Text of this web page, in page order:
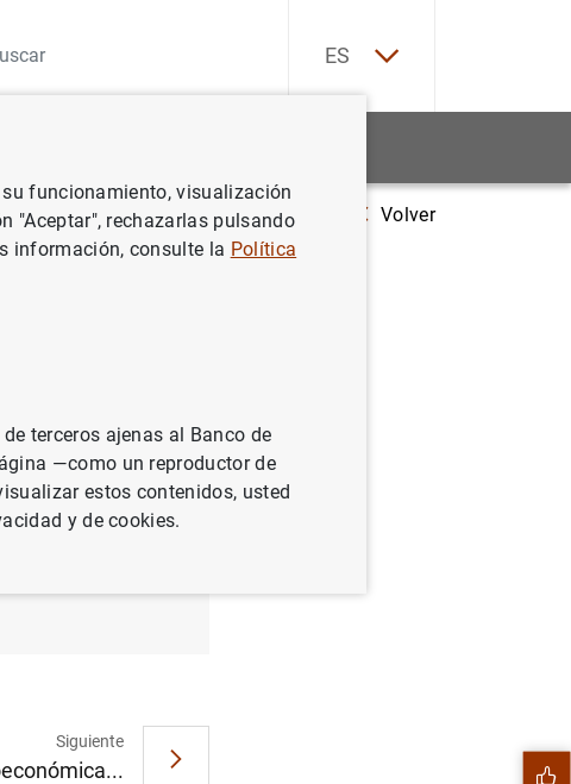
ES
de las Administraciones Públicas alcanzó 1.389 mm de euros, en abril
Volver
2021
Siguiente
funcionamiento, visualización
"Aceptar", rechazarlas pulsando
información, consulte la Política
terceros ajenas al Banco de
—como un reproductor de
estos contenidos, usted
y de cookies.